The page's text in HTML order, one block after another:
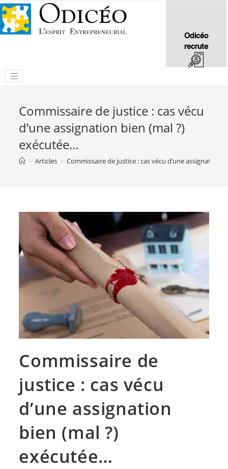
Odicéo
recrute
Commissaire de justice : cas vécu
d’une assignation bien (mal ?)
exécutée…
> Articles > Commissaire de justice : cas vécu d’une assignation
Commissaire de
justice : cas vécu
d’une assignation
bien (mal ?)
exécutée…